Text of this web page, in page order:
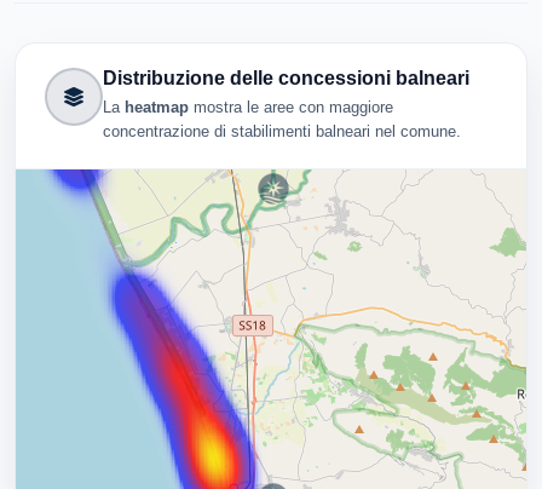
Distribuzione delle concessioni balneari
La heatmap mostra le aree con maggiore
concentrazione di stabilimenti balneari nel comune.